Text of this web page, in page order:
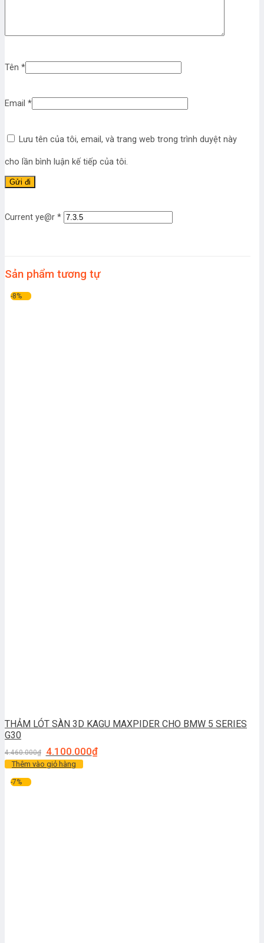
Tên *
Email *
Lưu tên của tôi, email, và trang web trong trình duyệt này
cho lần bình luận kế tiếp của tôi.
Current ye@r *
Sản phẩm tương tự
-8%
THẢM LÓT SÀN 3D KAGU MAXPIDER CHO BMW 5 SERIES
G30
4.460.000₫ 4.100.000₫
Thêm vào giỏ hàng
-7%